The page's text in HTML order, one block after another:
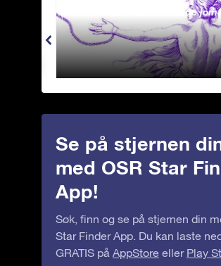
Andromeda - Den lenkede
Se på stjernen
med OSR Star
App!
Søk, finn og se på stjernen din
Star Finder App. Du kan laste
GRATIS på AppStore eller Play